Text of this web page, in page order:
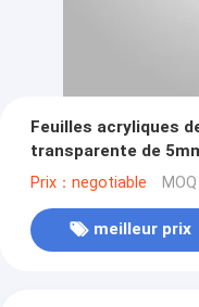
Feuilles acryliques
transparente de
Prix：negotiable
meilleur prix